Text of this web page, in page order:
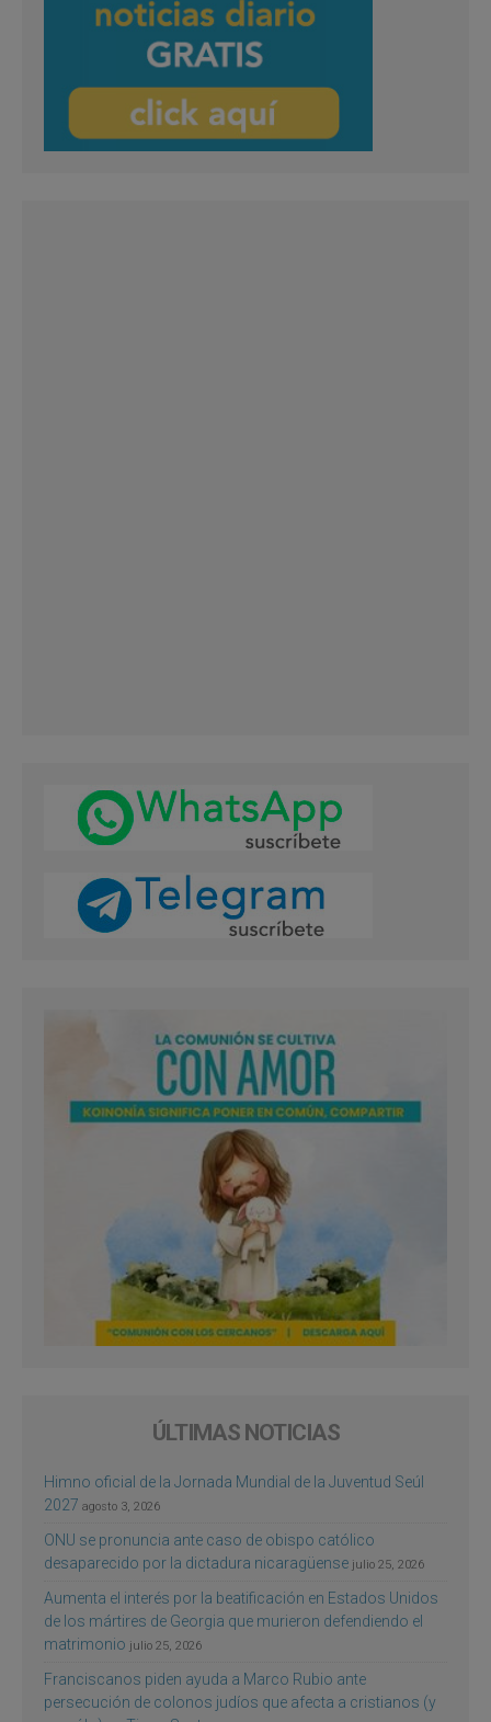
ÚLTIMAS NOTICIAS
Himno oficial de la Jornada Mundial de la Juventud Seúl
2027 agosto 3, 2026
ONU se pronuncia ante caso de obispo católico
desaparecido por la dictadura nicaragüense julio 25, 2026
Aumenta el interés por la beatificación en Estados Unidos
de los mártires de Georgia que murieron defendiendo el
matrimonio julio 25, 2026
Franciscanos piden ayuda a Marco Rubio ante
persecución de colonos judíos que afecta a cristianos (y